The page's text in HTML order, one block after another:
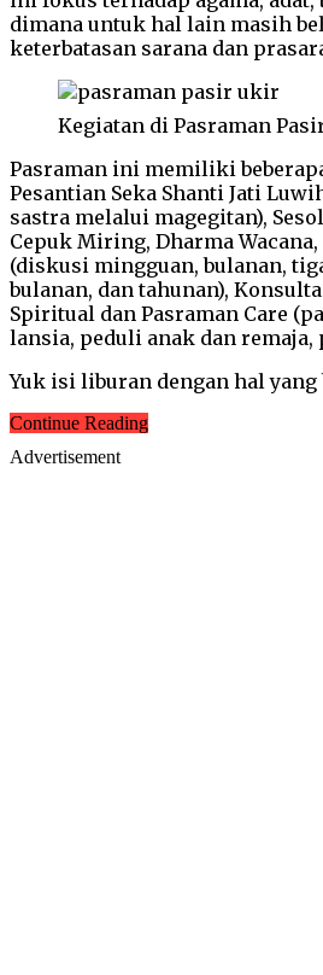
dimana untuk hal lain masih
keterbatasan sarana dan
Kegiatan di Pasraman
Pasraman ini memiliki
Pesantian Seka Shanti Jati
sastra melalui magegitan),
Cepuk Miring, Dharma
(diskusi mingguan, bulanan,
bulanan, dan tahunan),
Spiritual dan Pasraman Care
lansia, peduli anak dan remaja,
Yuk isi liburan dengan hal yang
Continue Reading
Advertisement